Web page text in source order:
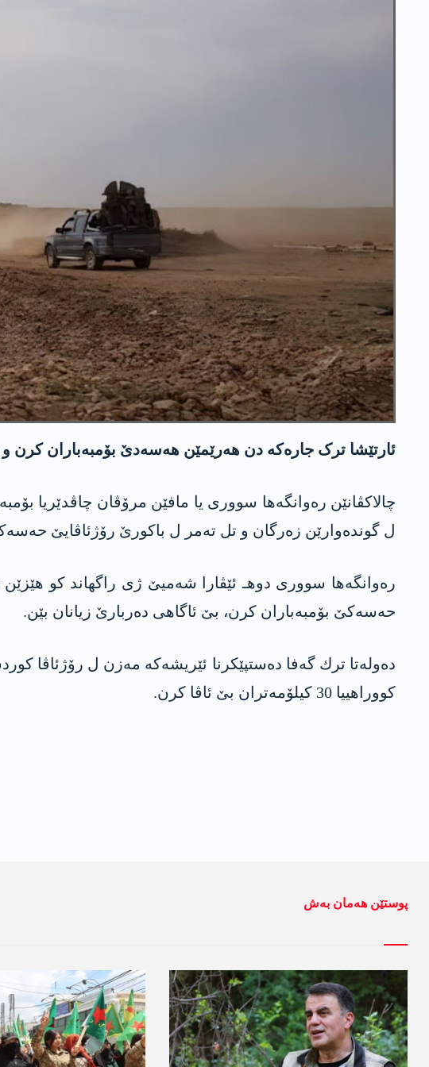
ئارتێشا ترک جارەکە دن هەرێمێن هه‌سه‌دێ بۆمبەباران کرن و 5 گوندێن ل بەژاهیا زرگان و تل تەمرێ کرن هەدەف.
چالاکڤانێن رەوانگەها سووری یا مافێن مرۆڤان چاڤدێریا
ل گوندەوارێن زەرگان و تل تەمر ل باکورێ رۆژئاڤایێ
رەوانگەها سووری دوهـ ئێڤارا شەمیێ ژی راگهاند کو
حەسەکێ بۆمبەباران کرن، بێ ئاگاهی دەربارێ زیانان بێن.
ده‌وله‌تا ترك گه‌فا ده‌ستپێكرنا ئێریشه‌كه‌ مه‌زن ل رۆژئاڤا
كووراهییا 30 كیلۆمه‌تران بێ ئاڤا كرن.
پوستێن ھەمان بەش